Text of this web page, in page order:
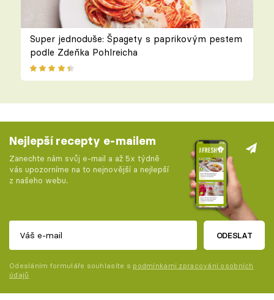
Super jednoduše: Špagety s paprikovým pestem
podle Zdeňka Pohlreicha
Nejlepší recepty e-mailem
Zanechte nám svůj e-mail a až 5x týdně
vás upozorníme na to nejnovější a nejlepší
z našeho webu.
ODESLAT
Odesláním formuláře souhlasíte s podmínkami zpracování osobních
údajů